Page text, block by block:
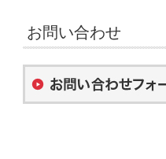
お問い合わせ